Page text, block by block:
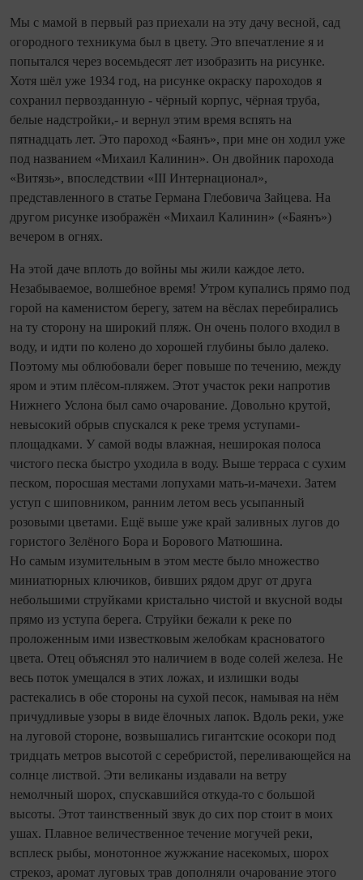
Мы с мамой в первый раз приехали на эту дачу весной, сад
огородного техникума был в цвету. Это впечатление я и
попытался через восемьдесят лет изобразить на рисунке.
Хотя шёл уже 1934 год, на рисунке окраску пароходов я
сохранил первозданную - чёрный корпус, чёрная труба,
белые надстройки,- и вернул этим время вспять на
пятнадцать лет. Это пароход «Баянъ», при мне он ходил уже
под названием «Михаил Калинин». Он двойник парохода
«Витязь», впоследствии «III Интернационал»,
представленного в статье Германа Глебовича Зайцева. На
другом рисунке изображён «Михаил Калинин» («Баянъ»)
вечером в огнях.
На этой даче вплоть до войны мы жили каждое лето.
Незабываемое, волшебное время! Утром купались прямо под
горой на каменистом берегу, затем на вёслах перебирались
на ту сторону на широкий пляж. Он очень полого входил в
воду, и идти по колено до хорошей глубины было далеко.
Поэтому мы облюбовали берег повыше по течению, между
яром и этим плёсом‑пляжем. Этот участок реки напротив
Нижнего Услона был само очарование. Довольно крутой,
невысокий обрыв спускался к реке тремя уступами-
площадками. У самой воды влажная, неширокая полоса
чистого песка быстро уходила в воду. Выше терраса с сухим
песком, поросшая местами лопухами мать-и-мачехи. Затем
уступ с шиповником, ранним летом весь усыпанный
розовыми цветами. Ещё выше уже край заливных лугов до
гористого Зелёного Бора и Борового Матюшина.
Но самым изумительным в этом месте было множество
миниатюрных ключиков, бивших рядом друг от друга
небольшими струйками кристально чистой и вкусной воды
прямо из уступа берега. Струйки бежали к реке по
проложенным ими известковым желобкам красноватого
цвета. Отец объяснял это наличием в воде солей железа. Не
весь поток умещался в этих ложах, и излишки воды
растекались в обе стороны на сухой песок, намывая на нём
причудливые узоры в виде ёлочных лапок. Вдоль реки, уже
на луговой стороне, возвышались гигантские осокори под
тридцать метров высотой с серебристой, переливающейся на
солнце листвой. Эти великаны издавали на ветру
немолчный шорох, спускавшийся откуда-то с большой
высоты. Этот таинственный звук до сих пор стоит в моих
ушах. Плавное величественное течение могучей реки,
всплеск рыбы, монотонное жужжание насекомых, шорох
стрекоз, аромат луговых трав дополняли очарование этого